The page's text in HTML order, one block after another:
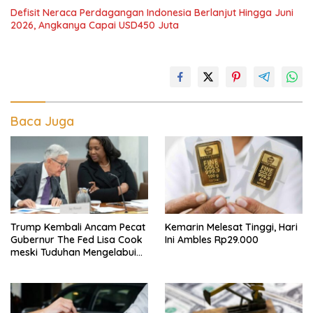
Defisit Neraca Perdagangan Indonesia Berlanjut Hingga Juni
2026, Angkanya Capai USD450 Juta
Baca Juga
Trump Kembali Ancam Pecat
Gubernur The Fed Lisa Cook
meski Tuduhan Mengelabui
Kemarin Melesat Tinggi, Hari
Ini Ambles Rp29.000